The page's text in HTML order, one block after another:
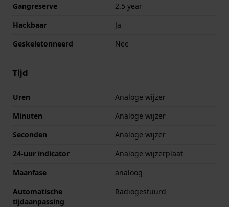
Gangreserve
2.5 year
Hackbaar
Ja
Geskeletonneerd
Nee
Tijd
Uren
Analoge wijzer
Minuten
Analoge wijzer
Seconden
Analoge wijzer
24-uur indicator
Analoge wijzerplaat
Maanfase
analoog
Automatische
tijdaanpassing
Radiogestuurd